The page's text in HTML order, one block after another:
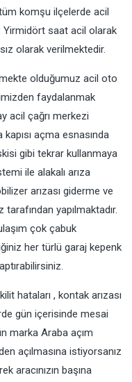
komşu ilçelerde acil
Yirmidört saat acil olarak
olarak verilmektedir.
olduğumuz acil oto
faydalanmak
acil çağrı merkezi
açma esnasında
gibi tekrar kullanmaya
ile alakalı arıza
arızası giderme ve
yapılmaktadır.
çok çabuk
her türlü garaj kepenk
hataları , kontak arızası
gün içerisinde mesai
marka Araba açım
açılmasına istiyorsanız
aracınızın başına